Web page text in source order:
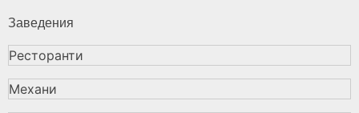
Заведения
Ресторанти
Механи